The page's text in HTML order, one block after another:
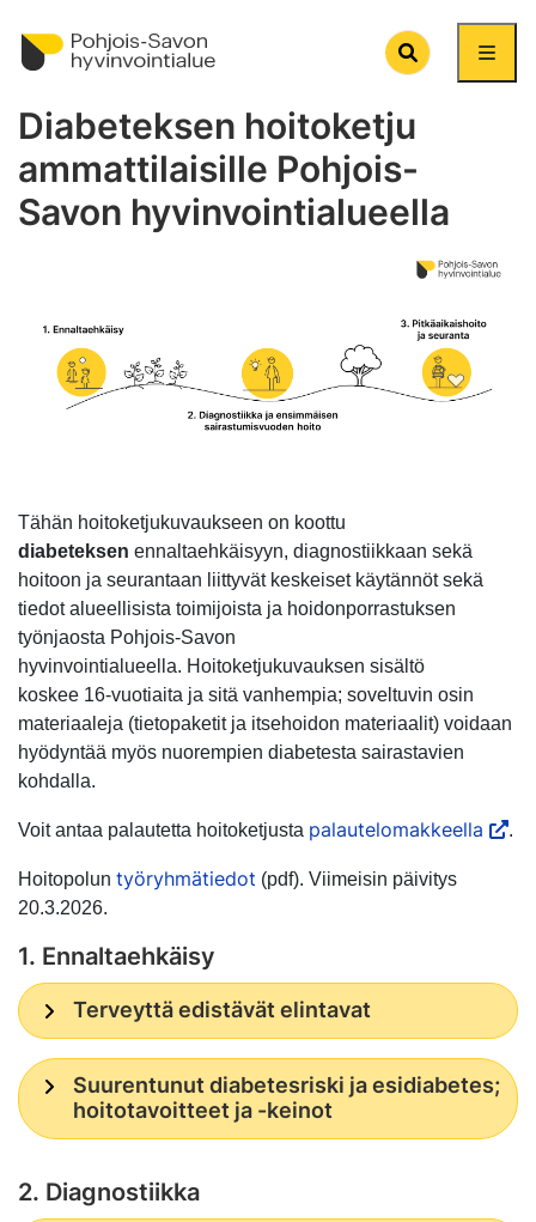
Search
Diabeteksen hoitoketju
ammattilaisille Pohjois-
Savon hyvinvointialueella
Tähän hoitoketjukuvaukseen on koottu
diabeteksen ennaltaehkäisyyn, diagnostiikkaan sekä
hoitoon ja seurantaan liittyvät keskeiset käytännöt sekä
tiedot alueellisista toimijoista ja hoidonporrastuksen
työnjaosta Pohjois-Savon
hyvinvointialueella. Hoitoketjukuvauksen sisältö
koskee 16-vuotiaita ja sitä vanhempia; soveltuvin osin
materiaaleja (tietopaketit ja itsehoidon materiaalit) voidaan
hyödyntää myös nuorempien diabetesta sairastavien
kohdalla.
Voit antaa palautetta hoitoketjusta palautelomakkeella .
Hoitopolun työryhmätiedot (pdf). Viimeisin päivitys
20.3.2026.
1. Ennaltaehkäisy
Terveyttä edistävät elintavat
Suurentunut diabetesriski ja esidiabetes;
hoitotavoitteet ja -keinot
2. Diagnostiikka